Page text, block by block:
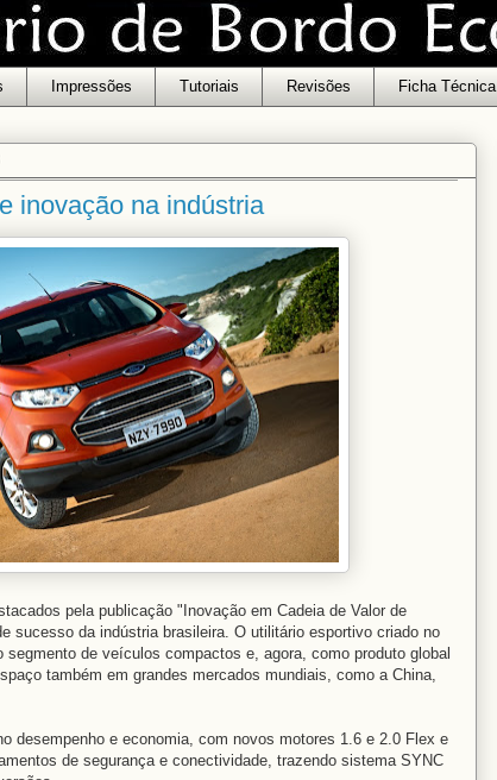
Impressões Tutoriais Revisões Ficha Técnica
inovação na indústria
pela publicação "Inovação em Cadeia de Valor de
sucesso da indústria brasileira. O utilitário esportivo criado no
segmento de veículos compactos e, agora, como produto global
também em grandes mercados mundiais, como a China,
desempenho e economia, com novos motores 1.6 e 2.0 Flex e
de segurança e conectividade, trazendo sistema SYNC